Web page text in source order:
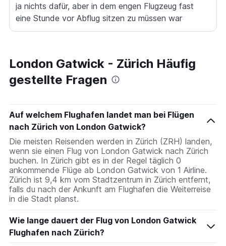
ja nichts dafür, aber in dem engen Flugzeug fast
eine Stunde vor Abflug sitzen zu müssen war
schlimm. Essen gibt es keine, nur gegen cash, und
London Gatwick - Zürich Häufig
gestellte Fragen
Auf welchem Flughafen landet man bei Flügen
nach Zürich von London Gatwick?
Die meisten Reisenden werden in Zürich (ZRH) landen,
wenn sie einen Flug von London Gatwick nach Zürich
buchen. In Zürich gibt es in der Regel täglich 0
ankommende Flüge ab London Gatwick von 1 Airline.
Zürich ist 9,4 km vom Stadtzentrum in Zürich entfernt,
falls du nach der Ankunft am Flughafen die Weiterreise
in die Stadt planst.
Wie lange dauert der Flug von London Gatwick
Flughafen nach Zürich?